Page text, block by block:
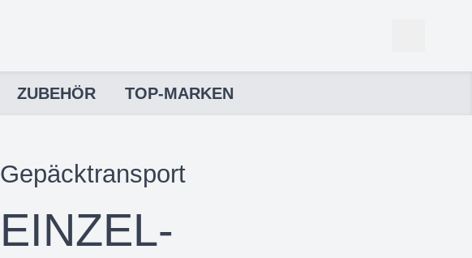
ZUBEHÖR TOP-MARKEN
Gepäcktransport
EINZEL-